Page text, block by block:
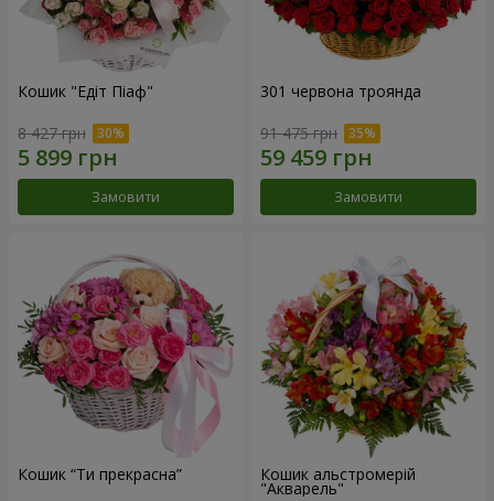
Кошик "Едіт Піаф"
8 427 грн
Замовити
301 червона троянда
91 475 грн
Замовити
Кошик “Ти прекрасна” Кошик альстромерій
"Акварель"